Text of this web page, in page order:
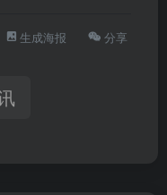
生成海报 分享